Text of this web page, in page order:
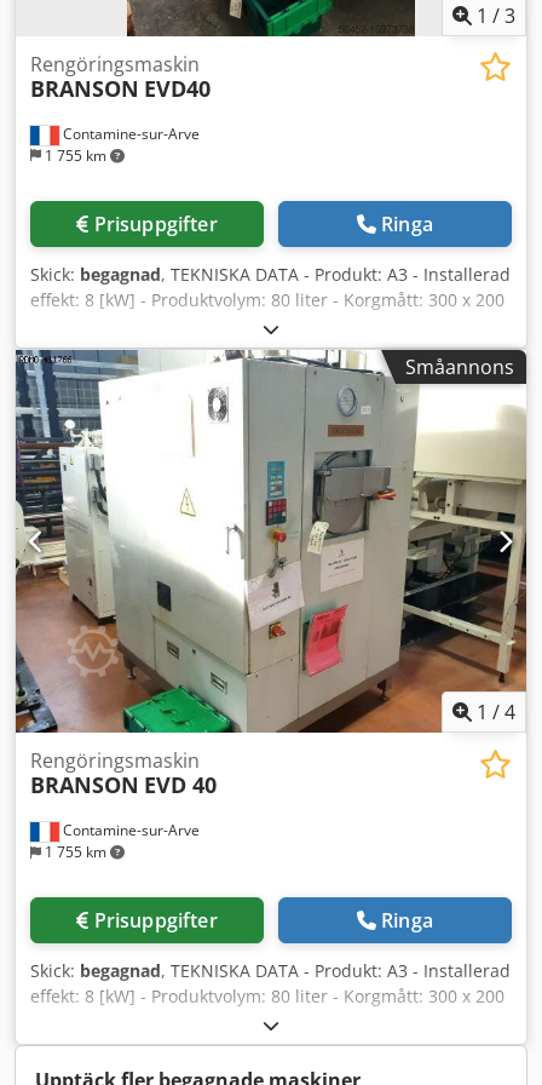
1 /3
Contamine-sur-Arve
1 755 km
Rengöringsmaskin
BRANSON EVD40
Prisuppgifter Ringa
Skick: begagnad, TEKNISKA DATA - Produkt: A3 - Installerad
effekt: 8 [kW] - Produktvolym: 80 liter - Korgmått: 300 x 200
x 150 [mm] - Kylning: Vatten - Bad 1: Rengöring med
standardfilter - Bad 2: Sköljning med standardfilter - 1
rengöringstank: 300 x 200 x 150 [mm] - Steglös destillation:
25 [l/h] - Mått (B x L x H): 1200 x 1800 x 1500 [mm]
TILLBEHÖR - Påfyllning: Manuell - Ultraljudsbad: Ja Csdpfx
Asug U Sksdijha - Ångavfettning: Ja - Torkning under
vakuum: Ja - Kylaggregat HITEMA ECA.008
Småannons
1 /4
Contamine-sur-Arve
1 755 km
Rengöringsmaskin
BRANSON EVD 40
Prisuppgifter Ringa
Skick: begagnad, TEKNISKA DATA - Produkt: A3 - Installerad
effekt: 8 [kW] - Produktvolym: 80 liter - Korgmått: 300 x 200
x 150 [mm] - Kylning: Vatten - Bad 1: Rengöring med
standardfilter - Bad 2: Sköljning med standardfilter - 1
rengöringstank: 300 x 200 x 150 [mm] - Steglös destillation: